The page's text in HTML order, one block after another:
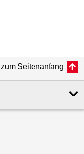
zum Seitenanfang